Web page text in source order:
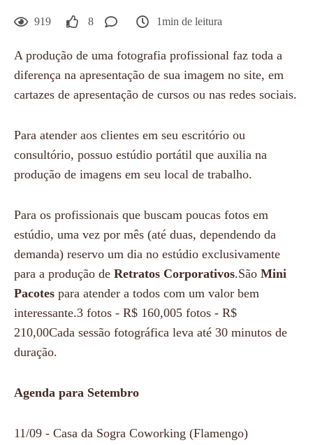
919 8 1min de leitura
A produção de uma fotografia profissional faz toda a
diferença na apresentação de sua imagem no site, em
cartazes de apresentação de cursos ou nas redes sociais.
Para atender aos clientes em seu escritório ou
consultório, possuo estúdio portátil que auxilia na
produção de imagens em seu local de trabalho.
Para os profissionais que buscam poucas fotos em
estúdio, uma vez por mês (até duas, dependendo da
demanda) reservo um dia no estúdio exclusivamente
para a produção de Retratos Corporativos.São Mini
Pacotes para atender a todos com um valor bem
interessante.3 fotos - R$ 160,005 fotos - R$
210,00Cada sessão fotográfica leva até 30 minutos de
duração.
Agenda para Setembro
11/09 - Casa da Sogra Coworking (Flamengo)